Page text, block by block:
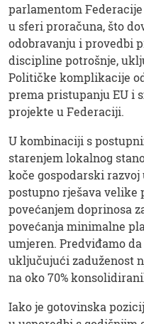
parlamentom
u sferi proračuna, što
odobravanju i provedbi
discipline potrošnje,
Političke komplikacije
prema pristupanju EU i
projekte u Federaciji.
U kombinaciji s
starenjem lokalnog
koče gospodarski
postupno rješava velike
povećanjem doprinosa
povećanja minimalne
umjeren. Predviđamo
uključujući zaduženost
na oko 70%
Iako je gotovinska